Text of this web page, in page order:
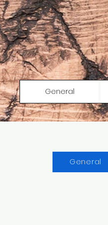
General
General